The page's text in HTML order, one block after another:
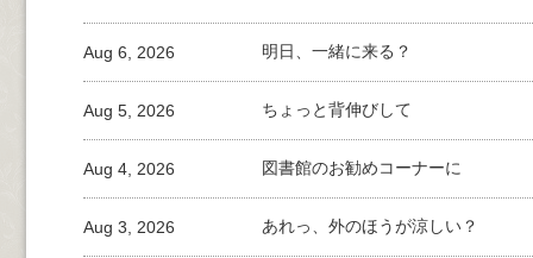
明日、一緒に来る？
Aug 6, 2026
ちょっと背伸びして
Aug 5, 2026
図書館のお勧めコーナーに
Aug 4, 2026
あれっ、外のほうが涼しい？
Aug 3, 2026